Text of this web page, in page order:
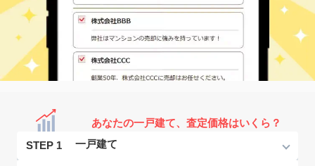
あなたの一戸建て、査定価格はいくら？
STEP 1